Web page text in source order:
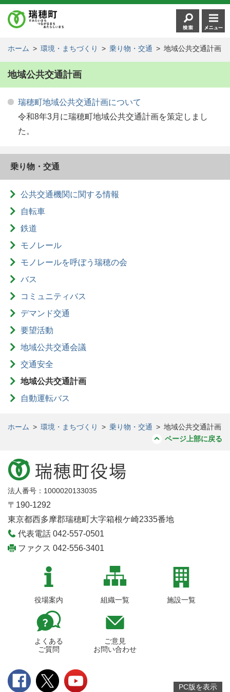
ホーム > 環境・まちづくり > 乗り物・交通 > 地域公共交通計画
地域公共交通計画
瑞穂町地域公共交通計画について
令和8年3月に瑞穂町地域公共交通計画を策定しまし
た。
乗り物・交通
公共交通機関に関する情報
自転車
鉄道
モノレール
モノレールを呼ぼう瑞穂の会
バス
コミュニティバス
デマンド交通
要望活動
地域公共交通会議
交通安全
地域公共交通計画
自動運転バス
ホーム > 環境・まちづくり > 乗り物・交通 > 地域公共交通計画
ページ上部に戻る
法人番号：1000020133035
〒190-1292
東京都西多摩郡瑞穂町大字箱根ケ崎2335番地
代表電話 042-557-0501
ファクス 042-556-3401
役場案内 組織一覧 施設一覧
よくある
ご質問
ご意見
お問い合わせ
PC版を表示